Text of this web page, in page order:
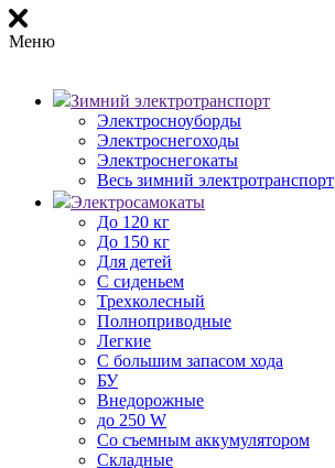
Меню
Зимний электротранспорт
Электросноуборды
Электроснегоходы
Электроснегокаты
Весь зимний электротранспорт
Электросамокаты
До 120 кг
До 150 кг
Для детей
С сиденьем
Трехколесный
Полноприводные
Легкие
С большим запасом хода
БУ
Внедорожные
до 250 W
Со съемным аккумулятором
Складные